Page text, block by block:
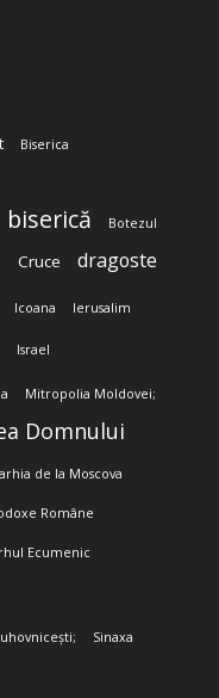
Biserica
biserică Botezul
Cruce dragoste
Icoana Ierusalim
Israel
Mitropolia Moldovei;
Domnului
de la Moscova
Române
Ecumenic
Sinaxa